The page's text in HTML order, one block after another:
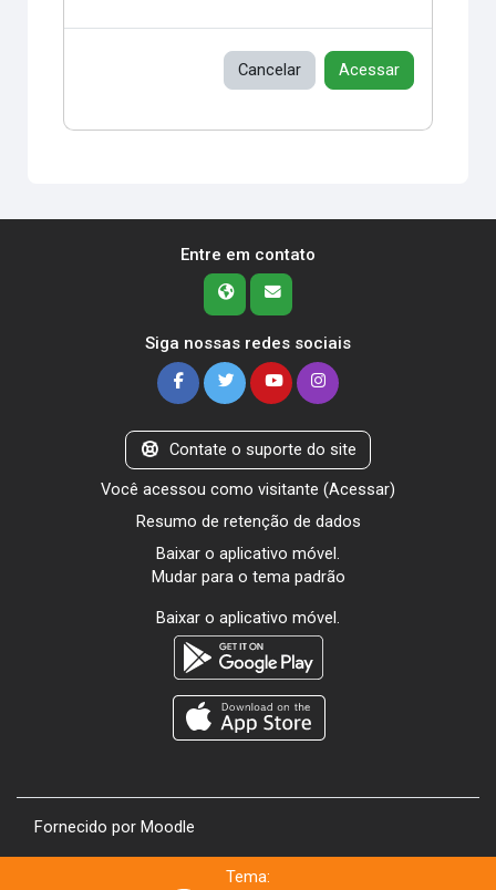
Cancelar Acessar
Entre em contato
Siga nossas redes sociais
Contate o suporte do site
Você acessou como visitante (Acessar)
Resumo de retenção de dados
Baixar o aplicativo móvel.
Mudar para o tema padrão
Baixar o aplicativo móvel.
Fornecido por Moodle
Tema: